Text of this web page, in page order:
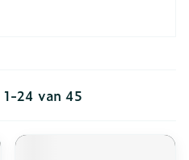
1-24 van 45